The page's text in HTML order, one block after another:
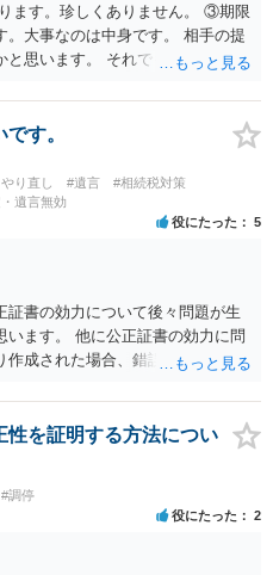
ます。珍しくありません。 ③期限
大事なのは中身です。 相手の提
と思います。 それでもあなた有利
す。
り直し #遺言
#相続税対策
遺言無効
役にたった 5
証書の効力について後々問題が生
います。 他に公正証書の効力に問
作成された場合、錯誤（勘違い）
は、１０～数十万円程度になるケ
、弁護士ごとに異なりますので一
性を証明する方法につい
#調停
役にたった 2